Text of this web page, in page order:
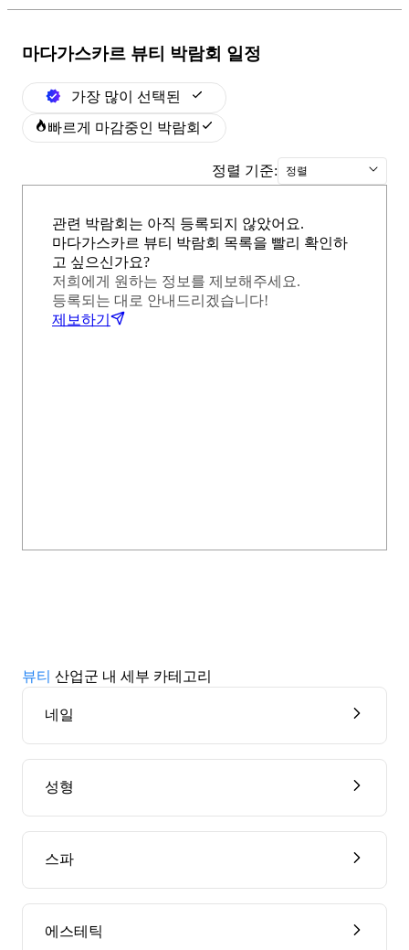
마다가스카르 뷰티 박람회 일정
가장 많이 선택된
빠르게 마감중인 박람회
정렬 기준: 정렬
관련 박람회는 아직 등록되지 않았어요.
마다가스카르 뷰티 박람회 목록을 빨리 확인하
고 싶으신가요?
저희에게 원하는 정보를 제보해주세요.
등록되는 대로 안내드리겠습니다!
제보하기
뷰티 산업군 내 세부 카테고리
네일
성형
스파
에스테틱